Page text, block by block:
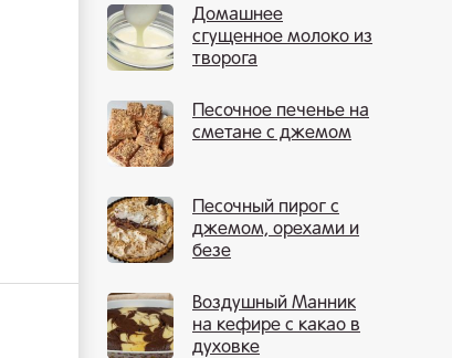
Домашнее
сгущенное молоко из
творога
Песочное печенье на
сметане с джемом
Песочный пирог с
джемом, орехами и
безе
Воздушный Манник
на кефире с какао в
духовке